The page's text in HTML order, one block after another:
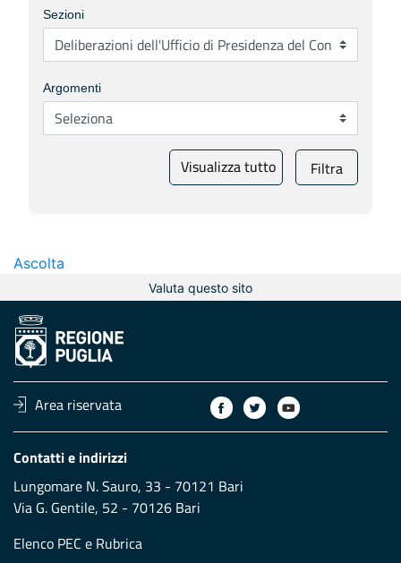
Sezioni
Argomenti
Visualizza tutto Filtra
Ascolta
Valuta questo sito
Area riservata
Contatti e indirizzi
Lungomare N. Sauro, 33 - 70121 Bari
Via G. Gentile, 52 - 70126 Bari
Elenco PEC e Rubrica